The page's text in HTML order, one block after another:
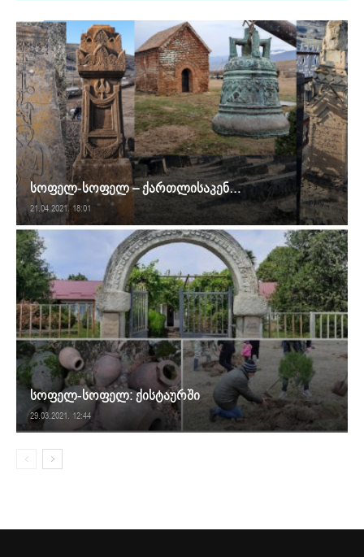
სოფელ-სოფელ – ქართლისაკენ…
21.04.2021. 18:01
სოფელ-სოფელ: ქისტაურში
29.03.2021. 12:44